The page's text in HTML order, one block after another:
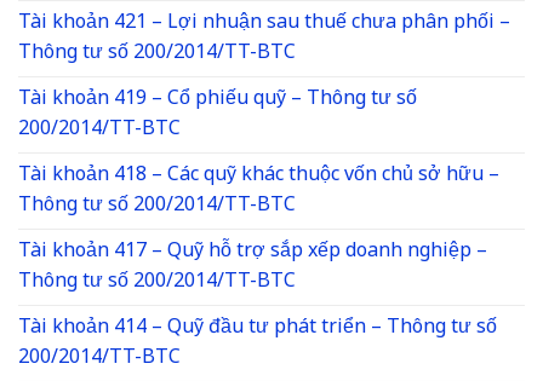
Tài khoản 421 – Lợi nhuận sau thuế chưa phân phối –
Thông tư số 200/2014/TT-BTC
Tài khoản 419 – Cổ phiếu quỹ – Thông tư số
200/2014/TT-BTC
Tài khoản 418 – Các quỹ khác thuộc vốn chủ sở hữu –
Thông tư số 200/2014/TT-BTC
Tài khoản 417 – Quỹ hỗ trợ sắp xếp doanh nghiệp –
Thông tư số 200/2014/TT-BTC
Tài khoản 414 – Quỹ đầu tư phát triển – Thông tư số
200/2014/TT-BTC